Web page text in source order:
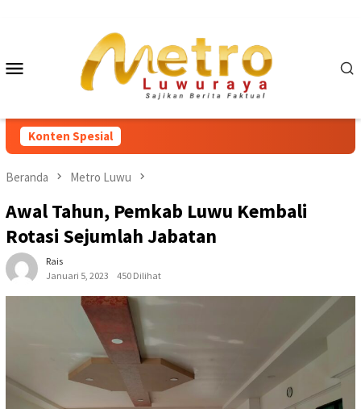
Mobile
Konten Spesial
Beranda Metro Luwu
Awal Tahun, Pemkab Luwu Kembali
Rotasi Sejumlah Jabatan
Rais
Januari 5, 2023
450 Dilihat